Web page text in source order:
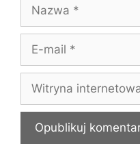
mail
internetowa